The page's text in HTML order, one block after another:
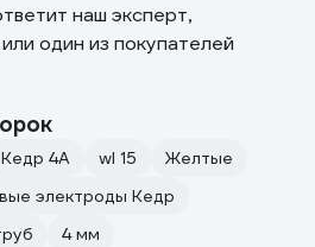
наш эксперт,
один из покупателей
Кедр 4А wl 15
Желтые
электроды Кедр
4 мм